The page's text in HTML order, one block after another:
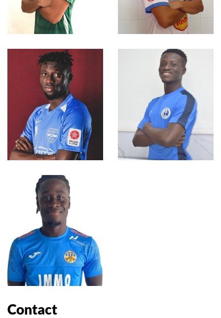
Adam Rezzag
Centrale verdediger
Hamza
Agnaou
Oulhaj
Vleugelaanvaller
Nurudeen
Abiola
Biliaminu
Centrale verdediger
Contact